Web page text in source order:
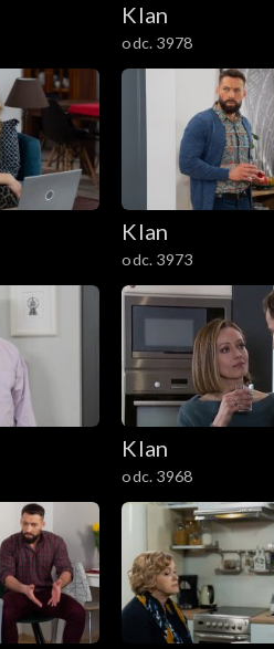
Klan
odc. 3978
Klan
odc. 3973
Klan
odc. 3968